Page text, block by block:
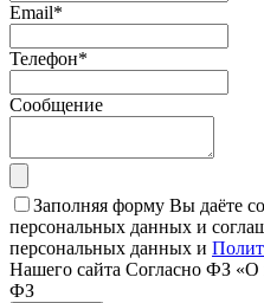
Email*
Телефон*
Сообщение
Заполняя форму Вы даёте
персональных данных и
персональных данных и
Нашего сайта Согласно ФЗ
ФЗ